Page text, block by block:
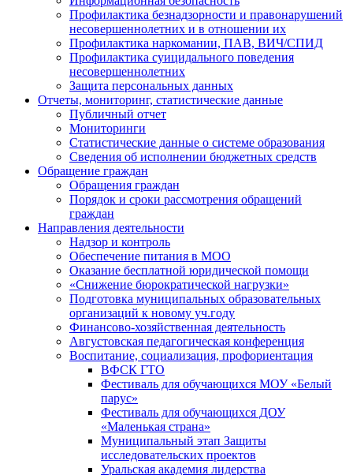
Профилактика безнадзорности и правонарушений
несовершеннолетних и в отношении их
Профилактика наркомании, ПАВ, ВИЧ/СПИД
Профилактика суицидального поведения
несовершеннолетних
Защита персональных данных
Отчеты, мониторинг, статистические данные
Публичный отчет
Мониторинги
Статистические данные о системе образования
Сведения об исполнении бюджетных средств
Обращение граждан
Обращения граждан
Порядок и сроки рассмотрения обращений
граждан
Направления деятельности
Надзор и контроль
Обеспечение питания в МОО
Оказание бесплатной юридической помощи
«Снижение бюрократической нагрузки»
Подготовка муниципальных образовательных
организаций к новому уч.году
Финансово-хозяйственная деятельность
Августовская педагогическая конференция
Воспитание, социализация, профориентация
ВФСК ГТО
Фестиваль для обучающихся МОУ «Белый
парус»
Фестиваль для обучающихся ДОУ
«Маленькая страна»
Муниципальный этап Защиты
исследовательских проектов
Уральская академия лидерства